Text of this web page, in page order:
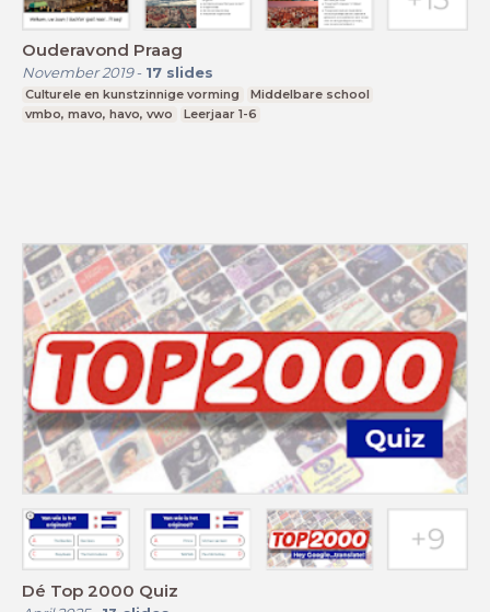
Ouderavond Praag
November 2019- 17 slides
Culturele en kunstzinnige vorming
Middelbare school
vmbo, mavo, havo, vwo
Leerjaar 1-6
Dé Top 2000 Quiz